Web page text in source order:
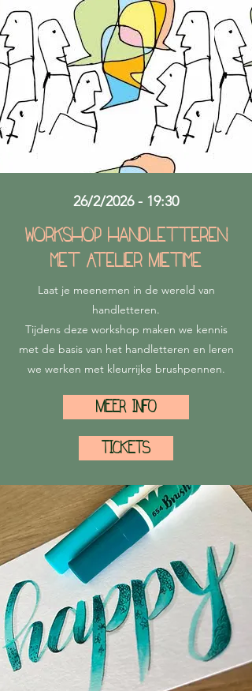
26/2/2026 - 19:30
Workshop handletteren
met Atelier Mietime
Laat je meenemen in de wereld van
handletteren.
Tijdens deze workshop maken we kennis
met de basis van het handletteren en leren
we werken met kleurrijke brushpennen.
MEER INFO
TICKETS